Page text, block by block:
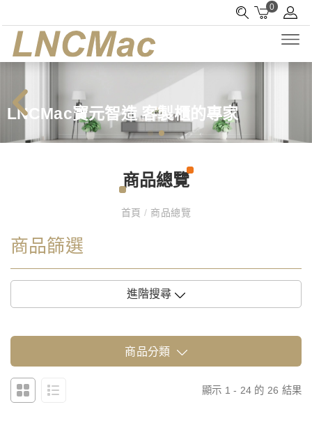
0
LNCMac寶元智造 客製櫃的專家
商品總覽
首頁/ 商品總覽
商品篩選
進階搜尋
商品分類
顯示 1 - 24 的 26 結果